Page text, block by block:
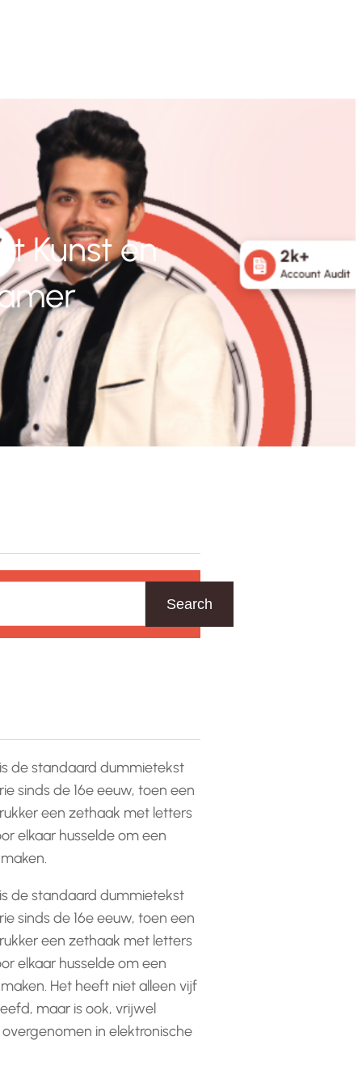
Kunst en
Search
de standaard dummietekst
sinds de 16e eeuw, toen een
een zethaak met letters
elkaar husselde om een
de standaard dummietekst
sinds de 16e eeuw, toen een
een zethaak met letters
elkaar husselde om een
Het heeft niet alleen vijf
maar is ook, vrijwel
in elektronische